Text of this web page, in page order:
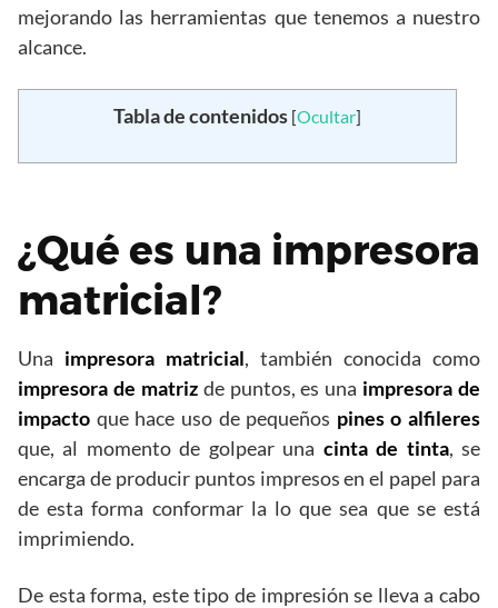
mejorando las herramientas que tenemos a nuestro
alcance.
Tabla de contenidos [Ocultar]
¿Qué es una impresora
matricial?
Una impresora matricial, también conocida como
impresora de matrizde puntos, es una impresora de
impacto que hace uso de pequeños pines o alfileres
que, al momento de golpear una cinta de tinta, se
encarga de producir puntos impresos en el papel para
de esta forma conformar la lo que sea que se está
imprimiendo.
De esta forma, este tipo de impresión se lleva a cabo